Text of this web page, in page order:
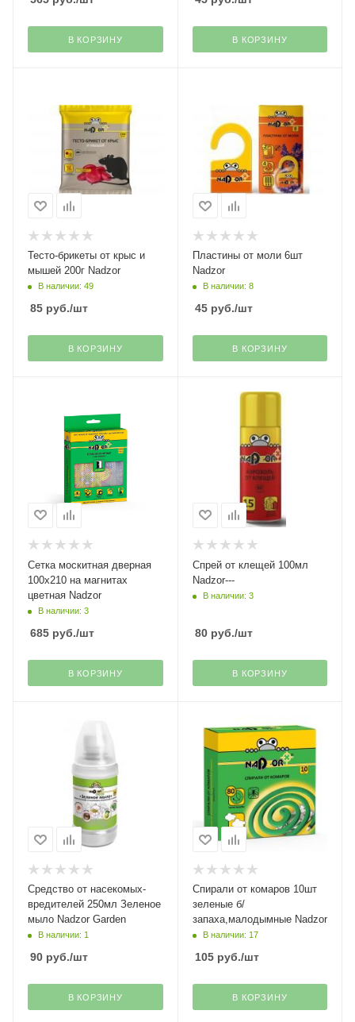
В КОРЗИНУ В КОРЗИНУ
Тесто-брикеты от крыс и
мышей 200г Nadzor
В наличии: 49
85 руб./шт
В КОРЗИНУ
Пластины от моли 6шт
Nadzor
В наличии: 8
45руб./шт
В КОРЗИНУ
Сетка москитная дверная
100х210 на магнитах
цветная Nadzor
В наличии: 3
685 руб./шт
В КОРЗИНУ
Спрей от клещей 100мл
Nadzor---
В наличии: 3
80руб./шт
В КОРЗИНУ
Средство от насекомых-
вредителей 250мл Зеленое
мыло Nadzor Garden
В наличии: 1
90 руб./шт
В КОРЗИНУ
Спирали от комаров 10шт
зеленые б/
запаха,малодымные Nadzor
В наличии: 17
105руб./шт
В КОРЗИНУ